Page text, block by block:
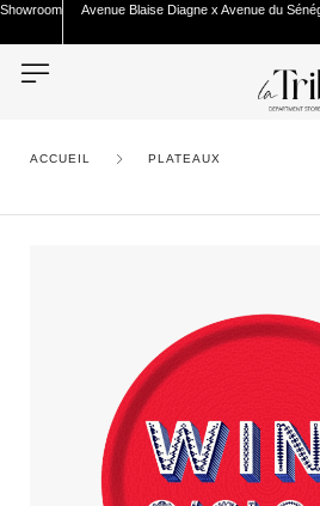
Showroom Avenue Blaise Diagne x Avenue du
ACCUEIL PLATEAUX